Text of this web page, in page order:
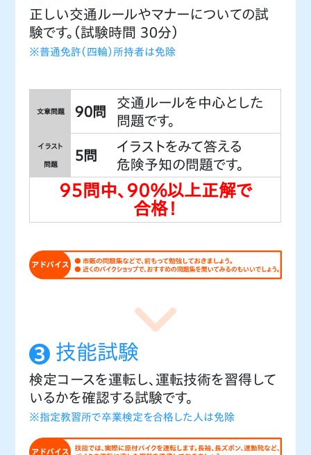
正しい交通ルールやマナーについての試
験です。（試験時間 ３０分）
※普通免許（四輪）所持者は免除
文章問題 ９０問
交通ルールを中心とした
問題です。
イラスト
問題
５問
イラストをみて答える
危険予知の問題です。
９５問中、９０％以上正解で
合格！
技能試験
検定コースを運転し、運転技術を習得して
いるかを確認する試験です。
※指定教習所で卒業検定を合格した人は免除